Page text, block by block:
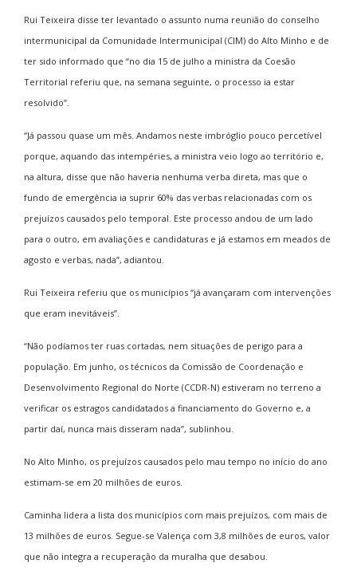
Rui Teixeira disse ter levantado o assunto numa reunião do conselho
intermunicipal da Comunidade Intermunicipal (CIM) do Alto Minho e de
ter sido informado que “no dia 15 de julho a ministra da Coesão
Territorial referiu que, na semana seguinte, o processo ia estar
resolvido”.
“Já passou quase um mês. Andamos neste imbróglio pouco percetível
porque, aquando das intempéries, a ministra veio logo ao território e,
na altura, disse que não haveria nenhuma verba direta, mas que o
fundo de emergência ia suprir 60% das verbas relacionadas com os
prejuízos causados pelo temporal. Este processo andou de um lado
para o outro, em avaliações e candidaturas e já estamos em meados de
agosto e verbas, nada”, adiantou.
Rui Teixeira referiu que os municípios “já avançaram com intervenções
que eram inevitáveis”.
“Não podíamos ter ruas cortadas, nem situações de perigo para a
população. Em junho, os técnicos da Comissão de Coordenação e
Desenvolvimento Regional do Norte (CCDR-N) estiveram no terreno a
verificar os estragos candidatados a financiamento do Governo e, a
partir daí, nunca mais disseram nada”, sublinhou.
No Alto Minho, os prejuízos causados pelo mau tempo no início do ano
estimam-se em 20 milhões de euros.
Caminha lidera a lista dos municípios com mais prejuízos, com mais de
13 milhões de euros. Segue-se Valença com 3,8 milhões de euros, valor
que não integra a recuperação da muralha que desabou.